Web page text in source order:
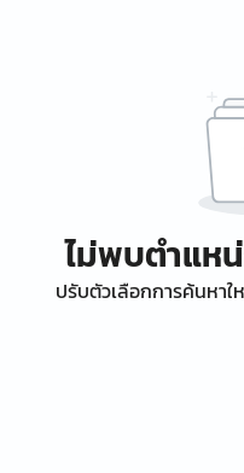
ไม่พบตำแห
ปรับตัวเลือกการค้นหา